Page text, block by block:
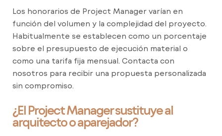
Los honorarios de Project Manager varían en
función del volumen y la complejidad del proyecto.
Habitualmente se establecen como un porcentaje
sobre el presupuesto de ejecución material o
como una tarifa fija mensual. Contacta con
nosotros para recibir una propuesta personalizada
sin compromiso.
¿El Project Manager sustituye al
arquitecto o aparejador?